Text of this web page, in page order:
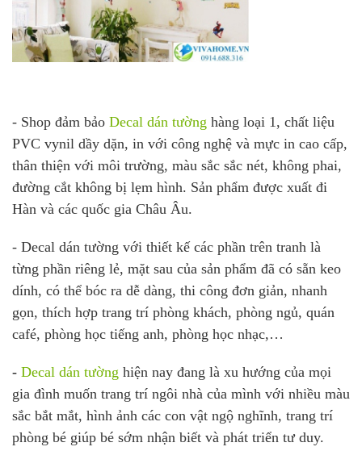
- Shop đảm bảo Decal dán tường hàng loại 1, chất liệu
PVC vynil dầy dặn, in với công nghệ và mực in cao cấp,
thân thiện với môi trường, màu sắc sắc nét, không phai,
đường cắt không bị lẹm hình. Sản phẩm được xuất đi
Hàn và các quốc gia Châu Âu.
- Decal dán tường với thiết kế các phần trên tranh là
từng phần riêng lẻ, mặt sau của sản phẩm đã có sẵn keo
dính, có thể bóc ra dễ dàng, thi công đơn giản, nhanh
gọn, thích hợp trang trí phòng khách, phòng ngủ, quán
café, phòng học tiếng anh, phòng học nhạc,…
- Decal dán tường hiện nay đang là xu hướng của mọi
gia đình muốn trang trí ngôi nhà của mình với nhiều màu
sắc bắt mắt, hình ảnh các con vật ngộ nghĩnh, trang trí
phòng bé giúp bé sớm nhận biết và phát triển tư duy.